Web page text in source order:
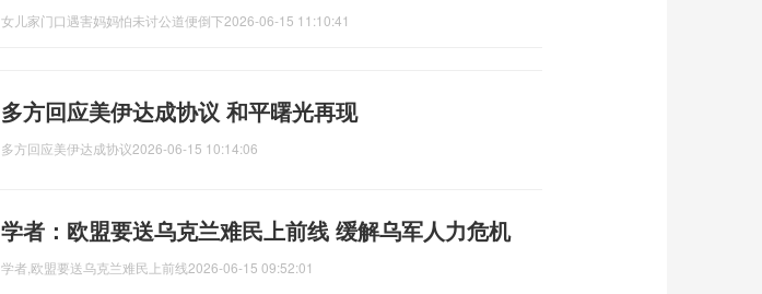
女儿家门口遇害妈妈怕未讨公道便倒下2026-06-15 11:10:41
多方回应美伊达成协议 和平曙光再现
多方回应美伊达成协议2026-06-15 10:14:06
学者：欧盟要送乌克兰难民上前线 缓解乌军人力危机
学者,欧盟要送乌克兰难民上前线2026-06-15 09:52:01